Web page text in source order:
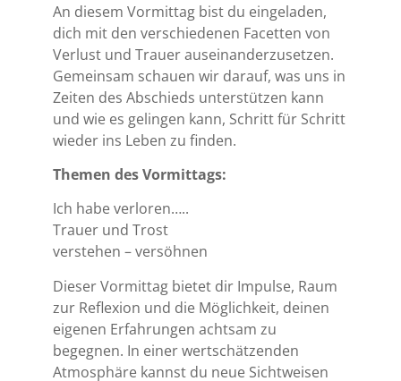
An diesem Vormittag bist du eingeladen,
dich mit den verschiedenen Facetten von
Verlust und Trauer auseinanderzusetzen.
Gemeinsam schauen wir darauf, was uns in
Zeiten des Abschieds unterstützen kann
und wie es gelingen kann, Schritt für Schritt
wieder ins Leben zu finden.
Themen des Vormittags:
Ich habe verloren…..
Trauer und Trost
verstehen – versöhnen
Dieser Vormittag bietet dir Impulse, Raum
zur Reflexion und die Möglichkeit, deinen
eigenen Erfahrungen achtsam zu
begegnen. In einer wertschätzenden
Atmosphäre kannst du neue Sichtweisen